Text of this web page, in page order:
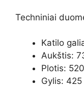
Techniniai
Katilo
Aukštis:
Plotis:
Gylis: 425